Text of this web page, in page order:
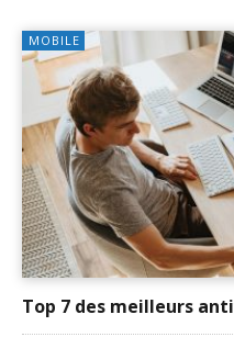
MOBILE
Top 7 des meilleurs